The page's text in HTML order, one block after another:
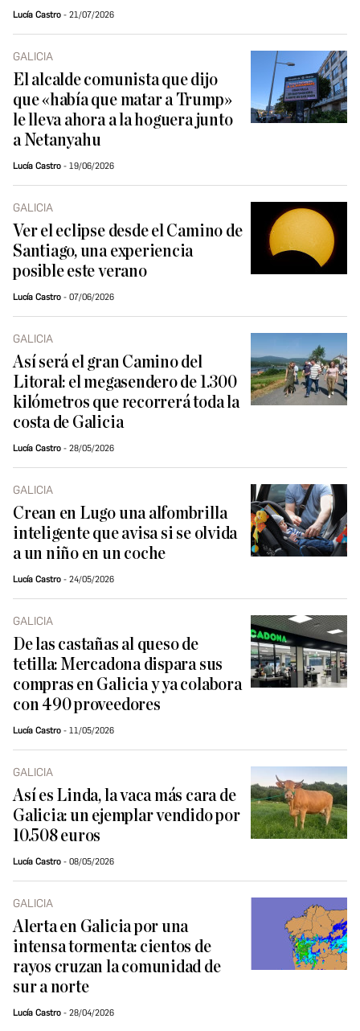
Lucía Castro 21/07/2026
GALICIA
El alcalde comunista que dijo
que «había que matar a Trump»
le lleva ahora a la hoguera junto
a Netanyahu
Lucía Castro 19/06/2026
GALICIA
Ver el eclipse desde el Camino de
Santiago, una experiencia
posible este verano
Lucía Castro 07/06/2026
GALICIA
Así será el gran Camino del
Litoral: el megasendero de 1.300
kilómetros que recorrerá toda la
costa de Galicia
Lucía Castro 28/05/2026
GALICIA
Crean en Lugo una alfombrilla
inteligente que avisa si se olvida
a un niño en un coche
Lucía Castro 24/05/2026
GALICIA
De las castañas al queso de
tetilla: Mercadona dispara sus
compras en Galicia y ya colabora
con 490 proveedores
Lucía Castro 11/05/2026
GALICIA
Así es Linda, la vaca más cara de
Galicia: un ejemplar vendido por
10.508 euros
Lucía Castro 08/05/2026
GALICIA
Alerta en Galicia por una
intensa tormenta: cientos de
rayos cruzan la comunidad de
sur a norte
Lucía Castro 28/04/2026